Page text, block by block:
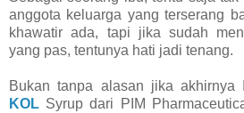
anggota keluarga yang terserang
khawatir ada, tapi jika sudah
yang pas, tentunya hati jadi tenang.
Bukan tanpa alasan jika akhirnya
KOL Syrup dari PIM